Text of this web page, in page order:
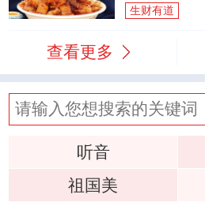
生财有道
查看更多
听音
祖国美